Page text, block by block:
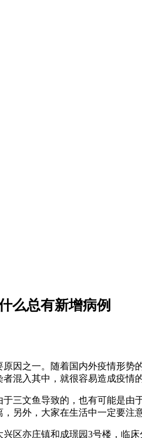
么总有新增病例
因之一。随着国内外疫情形
混入其中，就很容易造成疫情
三文鱼导致的，也有可能是
另外，大家在生活中一定要注意
区亦庄镇和成璟园3号楼，临